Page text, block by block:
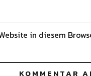
in diesem